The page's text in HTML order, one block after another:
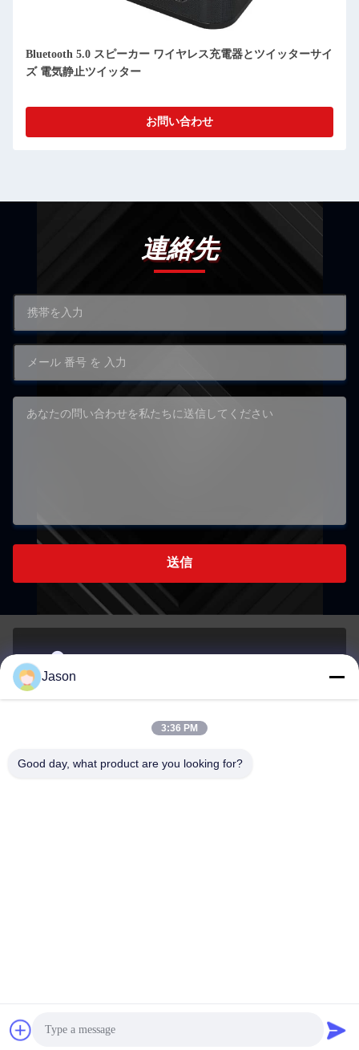
お問い合わせ
Bluetooth 5.0 スピーカー ワイヤレス充電器とツイッターサイ
ズ 電気静止ツイッター
お問い合わせ
連絡先
送信
アドレス
メール
youtongsales@gmail.com
Fujian Youtong Industries Co., Ltd.
Jason
3:36 PM
Good day, what product are you looking for?